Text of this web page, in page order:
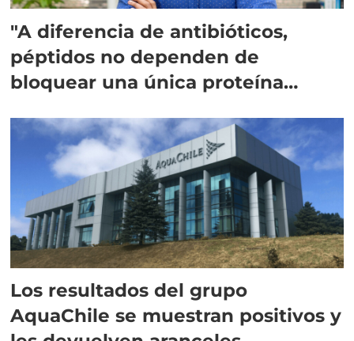
"A diferencia de antibióticos,
péptidos no dependen de
bloquear una única proteína
Los resultados del grupo
AquaChile se muestran positivos y